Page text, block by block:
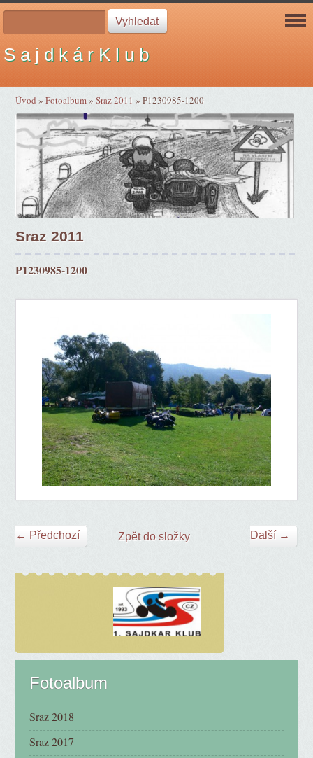
S a j d k á r K l u b
Úvod »Fotoalbum»Sraz 2011 »P1230985-1200
Sraz 2011
P1230985-1200
← Předchozí Další →
Zpět do složky
Fotoalbum
Sraz 2018
Sraz 2017